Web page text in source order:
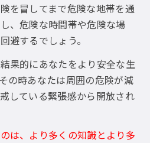
を冒してまで危険な地帯を通
、危険な時間帯や危険な場
避するでしょう。
果的にあなたをより安全な生
の時あなたは周囲の危険が減
している緊張感から開放され
は、より多くの知識とより多